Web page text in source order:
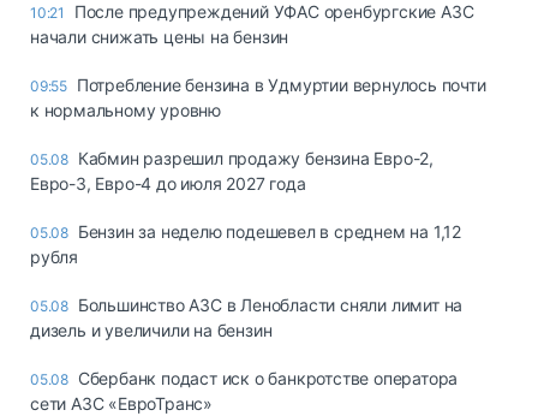
10:21
После предупреждений УФАС оренбургские АЗС
начали снижать цены на бензин
09:55 Потребление бензина в Удмуртии вернулось почти
к нормальному уровню
05.08 Кабмин разрешил продажу бензина Евро-2,
Евро-3, Евро-4 до июля 2027 года
05.08 Бензин за неделю подешевел в среднем на 1,12
рубля
05.08 Большинство АЗС в Ленобласти сняли лимит на
дизель и увеличили на бензин
05.08 Сбербанк подаст иск о банкротстве оператора
сети АЗС «ЕвроТранс»